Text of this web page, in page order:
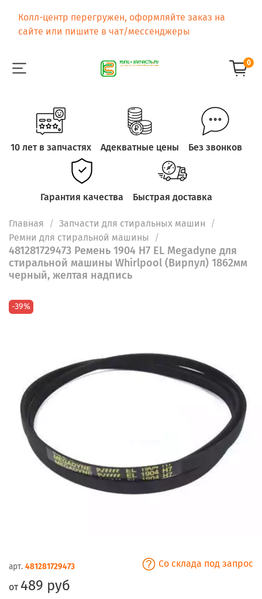
Колл-центр перегружен, оформляйте заказ на
сайте или пишите в чат/мессенджеры
0
10 лет в запчастях Адекватные цены Без звонков
Гарантия качества Быстрая доставка
Главная
Запчасти для стиральных машин
Ремни для стиральной машины
481281729473 Ремень 1904 H7 EL Megadyne для
стиральной машины Whirlpool (Вирпул) 1862мм
черный, желтая надпись
-39%
арт. 481281729473 Со склада под запрос
от 489 руб